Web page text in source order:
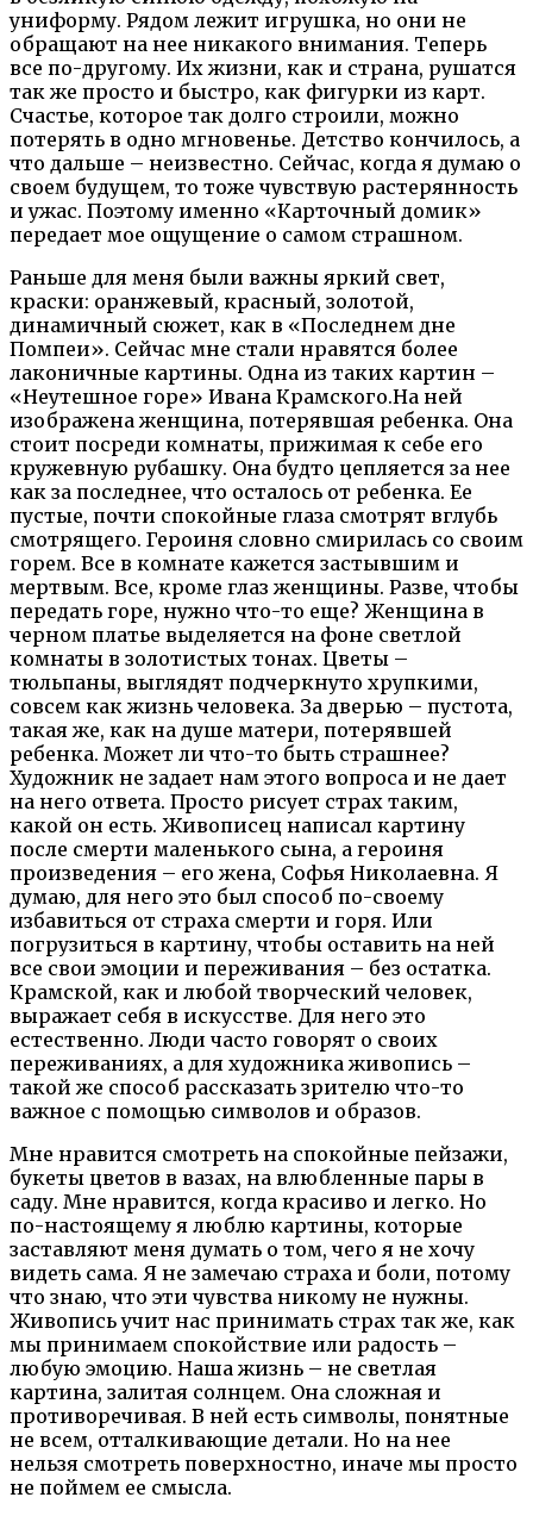
униформу. Рядом лежит игрушка, но они не
обращают на нее никакого внимания. Теперь
все по-другому. Их жизни, как и страна, рушатся
так же просто и быстро, как фигурки из карт.
Счастье, которое так долго строили, можно
потерять в одно мгновенье. Детство кончилось, а
что дальше – неизвестно. Сейчас, когда я думаю о
своем будущем, то тоже чувствую растерянность
и ужас. Поэтому именно «Карточный домик»
передает мое ощущение о самом страшном.
Раньше для меня были важны яркий свет,
краски: оранжевый, красный, золотой,
динамичный сюжет, как в «Последнем дне
Помпеи». Сейчас мне стали нравятся более
лаконичные картины. Одна из таких картин –
«Неутешное горе» Ивана Крамского.На ней
изображена женщина, потерявшая ребенка. Она
стоит посреди комнаты, прижимая к себе его
кружевную рубашку. Она будто цепляется за нее
как за последнее, что осталось от ребенка. Ее
пустые, почти спокойные глаза смотрят вглубь
смотрящего. Героиня словно смирилась со своим
горем. Все в комнате кажется застывшим и
мертвым. Все, кроме глаз женщины. Разве, чтобы
передать горе, нужно что-то еще? Женщина в
черном платье выделяется на фоне светлой
комнаты в золотистых тонах. Цветы –
тюльпаны, выглядят подчеркнуто хрупкими,
совсем как жизнь человека. За дверью – пустота,
такая же, как на душе матери, потерявшей
ребенка. Может ли что-то быть страшнее?
Художник не задает нам этого вопроса и не дает
на него ответа. Просто рисует страх таким,
какой он есть. Живописец написал картину
после смерти маленького сына, а героиня
произведения – его жена, Софья Николаевна. Я
думаю, для него это был способ по-своему
избавиться от страха смерти и горя. Или
погрузиться в картину, чтобы оставить на ней
все свои эмоции и переживания – без остатка.
Крамской, как и любой творческий человек,
выражает себя в искусстве. Для него это
естественно. Люди часто говорят о своих
переживаниях, а для художника живопись –
такой же способ рассказать зрителю что-то
важное с помощью символов и образов.
Мне нравится смотреть на спокойные пейзажи,
букеты цветов в вазах, на влюбленные пары в
саду. Мне нравится, когда красиво и легко. Но
по-настоящему я люблю картины, которые
заставляют меня думать о том, чего я не хочу
видеть сама. Я не замечаю страха и боли, потому
что знаю, что эти чувства никому не нужны.
Живопись учит нас принимать страх так же, как
мы принимаем спокойствие или радость –
любую эмоцию. Наша жизнь – не светлая
картина, залитая солнцем. Она сложная и
противоречивая. В ней есть символы, понятные
не всем, отталкивающие детали. Но на нее
нельзя смотреть поверхностно, иначе мы просто
не поймем ее смысла.